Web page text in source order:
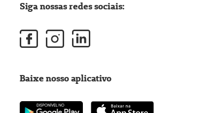
Siga nossas redes sociais:
Baixe nosso aplicativo